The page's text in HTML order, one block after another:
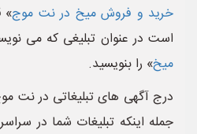
خرید و فروش میخ در نت موج»
است در عنوان تبلیغی که می
میخ» را بنویسید.
درج آگهی های تبلیغاتی در نت موج
جمله اینکه تبلیغات شما در